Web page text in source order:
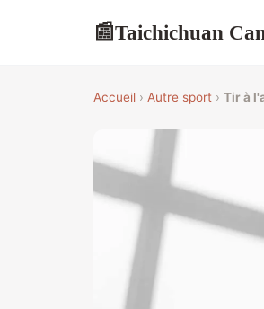
📰Taichichuan
Accueil › Autre sport › Tir à